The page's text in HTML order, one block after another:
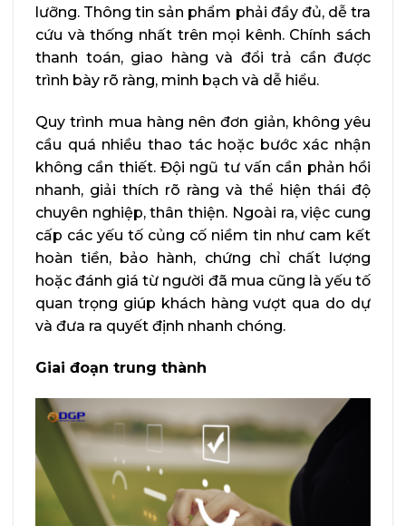
lưỡng. Thông tin sản phẩm phải đầy đủ, dễ tra
cứu và thống nhất trên mọi kênh. Chính sách
thanh toán, giao hàng và đổi trả cần được
trình bày rõ ràng, minh bạch và dễ hiểu.
Quy trình mua hàng nên đơn giản, không yêu
cầu quá nhiều thao tác hoặc bước xác nhận
không cần thiết. Đội ngũ tư vấn cần phản hồi
nhanh, giải thích rõ ràng và thể hiện thái độ
chuyên nghiệp, thân thiện. Ngoài ra, việc cung
cấp các yếu tố củng cố niềm tin như cam kết
hoàn tiền, bảo hành, chứng chỉ chất lượng
hoặc đánh giá từ người đã mua cũng là yếu tố
quan trọng giúp khách hàng vượt qua do dự
và đưa ra quyết định nhanh chóng.
Giai đoạn trung thành